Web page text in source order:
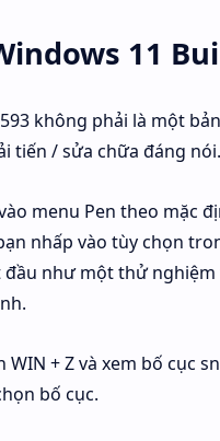
11
không phải là một
tiến / sửa chữa đáng nói.
menu Pen theo mặc
nhấp vào tùy chọn
như một thử
+ Z và xem bố cục
bố cục.